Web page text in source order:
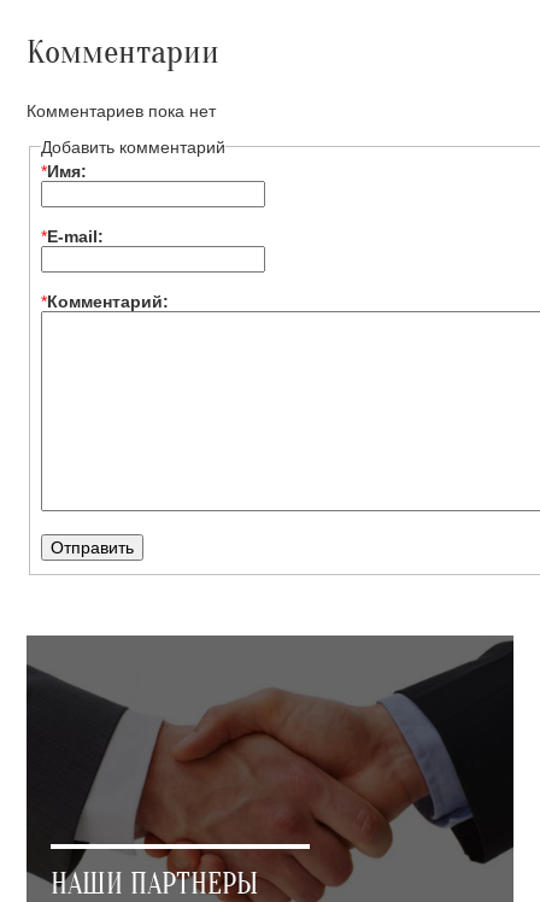
Комментарии
Комментариев пока нет
Добавить комментарий
*Имя:
*E-mail:
*Комментарий:
НАШИ ПАРТНЕРЫ